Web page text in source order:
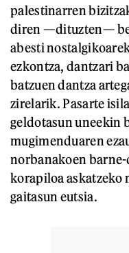
palestinarren
diren —dituzten—
abesti
ezkontza, dantzari
batzuen dantza
zirelarik. Pasarte
geldotasun uneekin
mugimenduaren
norbanakoen
korapiloa askatzeko
gaitasun eutsia.